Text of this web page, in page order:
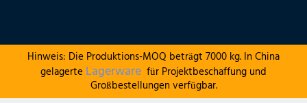
Hinweis: Die Produktions-MOQ beträgt 7000 kg. In China
gelagerte Lagerware für Projektbeschaffung und
Großbestellungen verfügbar.